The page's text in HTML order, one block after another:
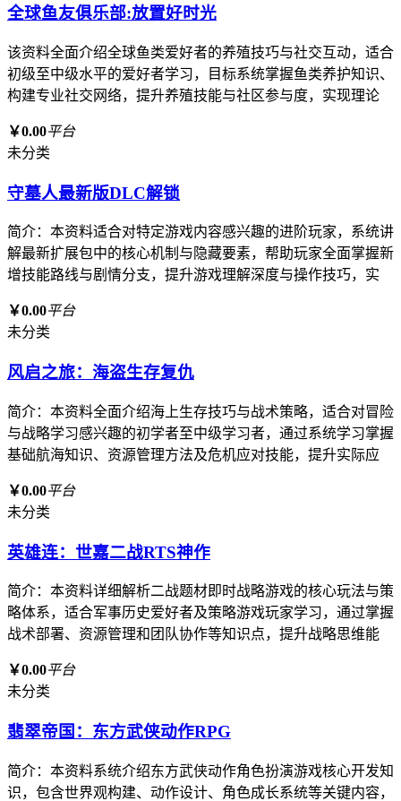
全球鱼友俱乐部:放置好时光
该资料全面介绍全球鱼类爱好者的养殖技巧与社交互动，适合
初级至中级水平的爱好者学习，目标系统掌握鱼类养护知识、
构建专业社交网络，提升养殖技能与社区参与度，实现理论
￥0.00平台
未分类
守墓人最新版DLC解锁
简介：本资料适合对特定游戏内容感兴趣的进阶玩家，系统讲
解最新扩展包中的核心机制与隐藏要素，帮助玩家全面掌握新
增技能路线与剧情分支，提升游戏理解深度与操作技巧，实
￥0.00平台
未分类
风启之旅：海盗生存复仇
简介：本资料全面介绍海上生存技巧与战术策略，适合对冒险
与战略学习感兴趣的初学者至中级学习者，通过系统学习掌握
基础航海知识、资源管理方法及危机应对技能，提升实际应
￥0.00平台
未分类
英雄连：世嘉二战RTS神作
简介：本资料详细解析二战题材即时战略游戏的核心玩法与策
略体系，适合军事历史爱好者及策略游戏玩家学习，通过掌握
战术部署、资源管理和团队协作等知识点，提升战略思维能
￥0.00平台
未分类
翡翠帝国：东方武侠动作RPG
简介：本资料系统介绍东方武侠动作角色扮演游戏核心开发知
识，包含世界观构建、动作设计、角色成长系统等关键内容，